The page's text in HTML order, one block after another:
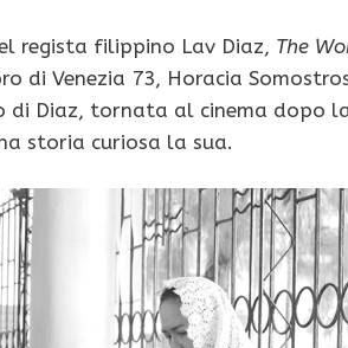
regista filippino Lav Diaz, The
di Venezia 73, Horacia
di Diaz, tornata al cinema dopo
storia curiosa la sua.